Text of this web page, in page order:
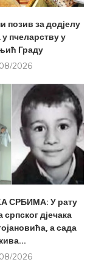
позив за додјелу
у пчеларству у
Граду
2026
СРБИМА: У рату
дјечака
а сада
2026